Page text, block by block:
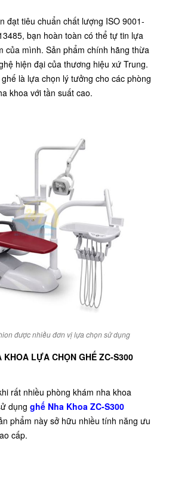
đạt tiêu chuẩn chất lượng ISO 9001-
bạn hoàn toàn có thể tự tin lựa
của mình. Sản phẩm chính hãng thừa
hiện đại của thương hiệu xứ Trung.
là lựa chọn lý tưởng cho các phòng
khoa với tần suất cao.
được nhiều đơn vị lựa chọn sử dụng
KHOA LỰA CHỌN GHẾ ZC-S300
rất nhiều phòng khám nha khoa
dụng ghế Nha Khoa ZC-S300
phẩm này sở hữu nhiều tính năng ưu
cấp.